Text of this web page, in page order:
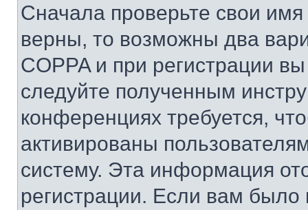
Сначала проверьте свои
верны, то возможны два
COPPA и при регистрации
следуйте полученным
конференциях требуется,
активированы
систему. Эта информация
регистрации. Если вам